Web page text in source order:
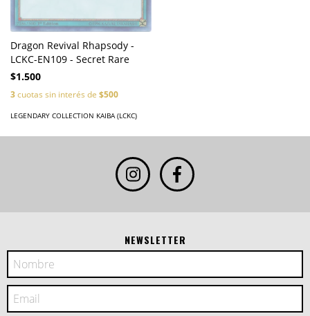
Dragon Revival Rhapsody -
LCKC-EN109 - Secret Rare
$1.500
3cuotas sin interés de $500
LEGENDARY COLLECTION KAIBA (LCKC)
NEWSLETTER